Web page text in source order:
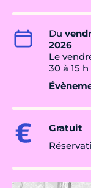
Du
2026
Le
30 à 15
Gratuit